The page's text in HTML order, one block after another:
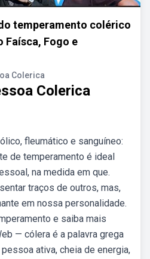
temperamento colérico
Faísca, Fogo e
Colerica
Colerica
fleumático e sanguíneo:
de temperamento é ideal
na medida em que.
traços de outros, mas,
em nossa personalidade.
e saiba mais
— cólera é a palavra grega
ativa, cheia de energia,